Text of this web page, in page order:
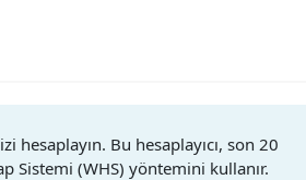
hesaplayın. Bu hesaplayıcı, son 20
Sistemi (WHS) yöntemini kullanır.